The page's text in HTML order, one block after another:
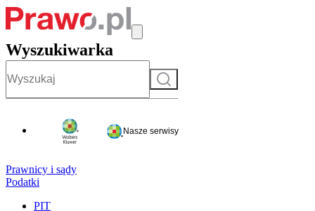
Wyszukiwarka
Szukaj
Nasze serwisy
Prawnicy i sądy
Podatki
PIT